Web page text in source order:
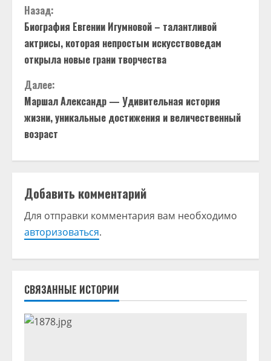
П
р
о
д
о
л
ж
и
т
ь
ч
т
е
Назад:
Биография Евгении Игумновой – талантливой
актрисы, которая непростым искусствоведам
открыла новые грани творчества
Далее:
Маршал Александр — Удивительная история
жизни, уникальные достижения и величественный
возраст
Добавить комментарий
Для отправки комментария вам необходимо
авторизоваться.
СВЯЗАННЫЕ ИСТОРИИ